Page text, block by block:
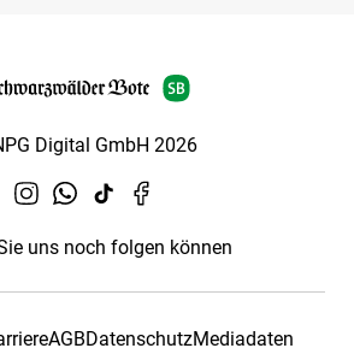
Digital GmbH 2026
uns noch folgen können
AGBDatenschutzMediadaten